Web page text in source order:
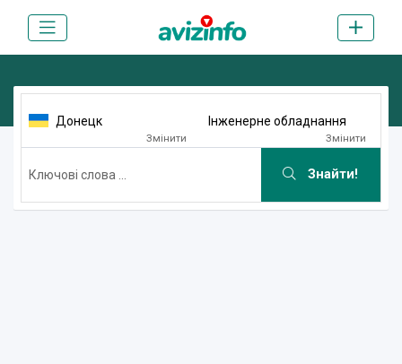
Донецк
Змінити
Інженерне обладнання
Змінити
Знайти!